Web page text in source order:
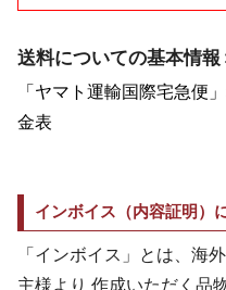
送料についての基本情報
「ヤマト運輸国際宅急便
金表
インボイス（内容証明）
「インボイス」とは、海
主様より 作成いただく品